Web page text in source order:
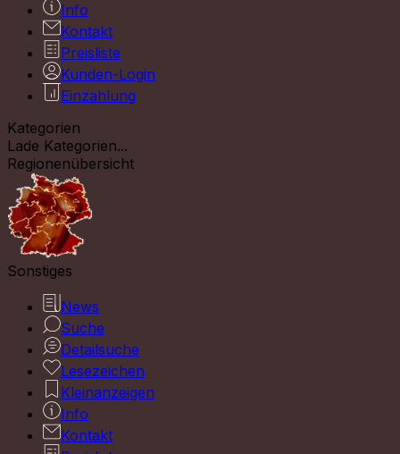
Info
Kontakt
Preisliste
Kunden-Login
Einzahlung
Kategorien
Lade Kategorien...
Regionenübersicht
Sonstiges
News
Suche
Detailsuche
Lesezeichen
Kleinanzeigen
Info
Kontakt